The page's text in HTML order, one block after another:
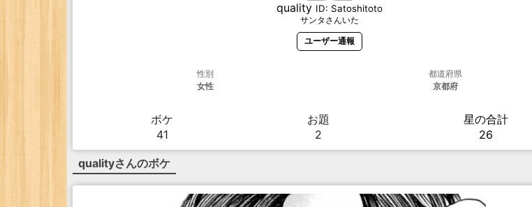
quality ID: Satoshitoto
サンタさんいた
ユーザー通報
性別
女性
都道府県
京都府
ボケ
41
お題
2
星の合計
26
qualityさんのボケ